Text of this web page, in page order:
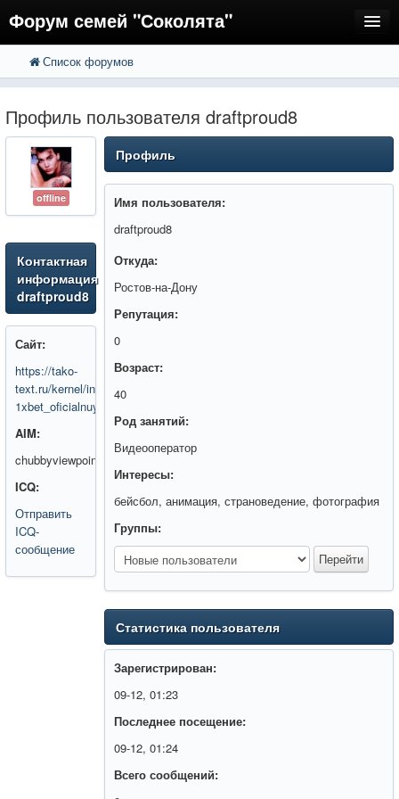
Форум семей "Соколята"
FAQ
Регистрация
Вход
Список форумов
Профиль пользователя draftproud8
offline
Контактная
информация
draftproud8
Сайт:
https://tako-
text.ru/kernel/inc/?
1xbet_oficialnuy_sayt_registraciya_2021_besplatno.html
AIM:
chubbyviewpoint
ICQ:
Отправить
ICQ-
сообщение
Профиль
Имя пользователя:
draftproud8
Откуда:
Ростов-на-Дону
Репутация:
0
Возраст:
40
Род занятий:
Видеооператор
Интересы:
бейсбол, анимация, страноведение, фотография
Группы:
Статистика пользователя
Зарегистрирован:
09-12, 01:23
Последнее посещение:
09-12, 01:24
Всего сообщений: